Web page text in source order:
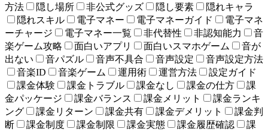
方法
隠し場所 非公式グッズ 隠し要素
隠れキャラ
隠れスキル
電子マネー 電子マネーガイド
電子マネ
ーチャージ
電子マネー一覧 非代替性 非認知能力
音
楽ゲーム攻略
面白いアプリ 面白いスマホゲーム
音が
出ない
音パズル 音声不具合 音声設定
音声設定方法
音楽ID
音楽ゲーム 運用術 運営方法
設定ガイド
課金体験
課金トラブル 課金なし 課金の仕方
課
金パッケージ
課金バランス 課金メリット
課金ランキ
ング
課金リターン 課金共有 課金デメリット
課金判
断
課金制度 課金制限 課金実態 課金履歴確認
課